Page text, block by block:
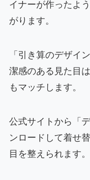
イナーが作ったよ
がります。
「引き算のデザイ
潔感のある見た目
もマッチします。
公式サイトから「
ンロードして着せ
目を整えられます。